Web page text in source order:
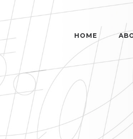
HOME